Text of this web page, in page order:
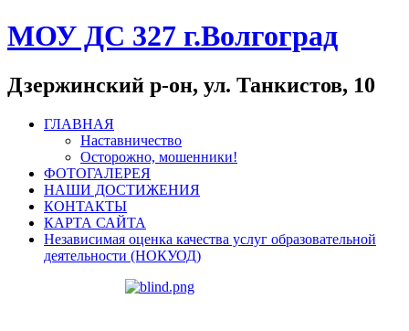
МОУ ДС 327 г.Волгоград
Дзержинский р-он, ул. Танкистов, 10
ГЛАВНАЯ
Наставничество
Осторожно, мошенники!
ФОТОГАЛЕРЕЯ
НАШИ ДОСТИЖЕНИЯ
КОНТАКТЫ
КАРТА САЙТА
Независимая оценка качества услуг образовательной
деятельности (НОКУОД)